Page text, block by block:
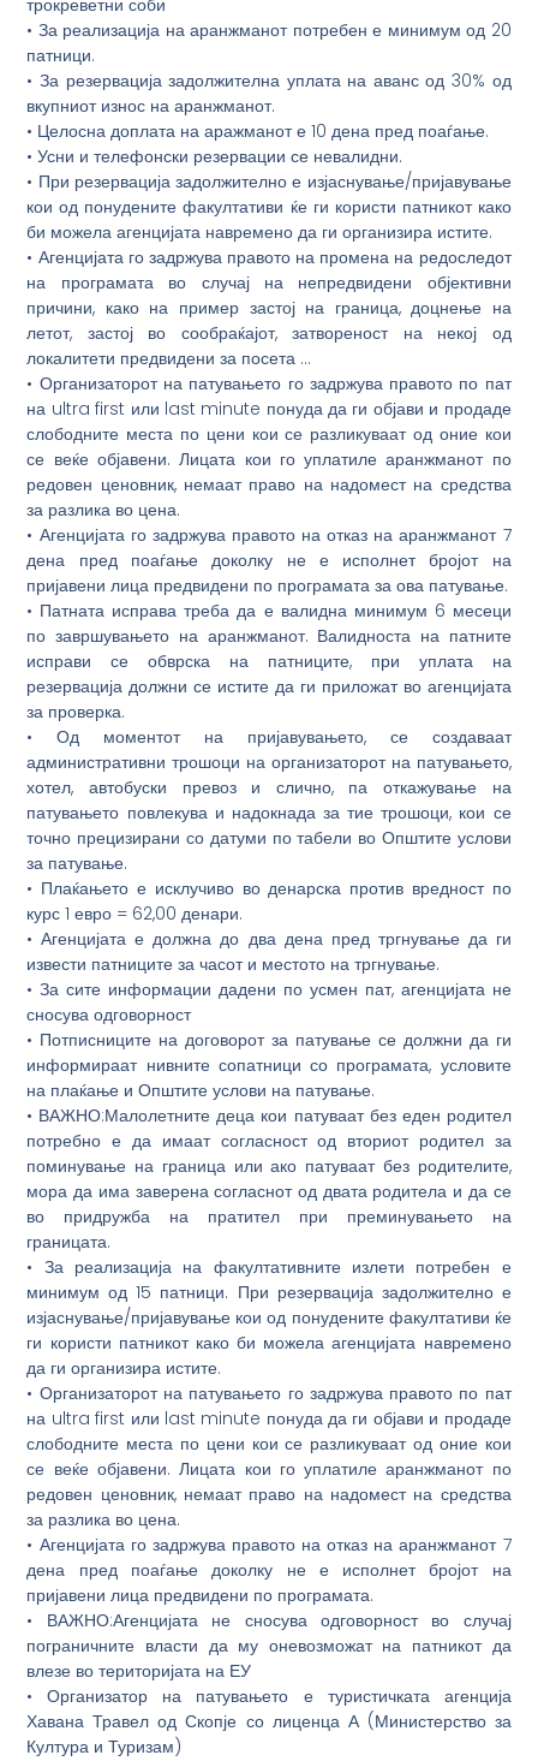
трокреветни соби
• За реализација на аранжманот потребен е минимум од 20
патници.
• За резервација задолжителна уплата на аванс од 30% од
вкупниот износ на аранжманот.
• Целосна доплата на аражманот е 10 дена пред поаѓање.
• Усни и телефонски резервации се невалидни.
• При резервација задолжително е изјаснување/пријавување
кои од понудените факултативи ќе ги користи патникот како
би можела агенцијата навремено да ги организира истите.
• Агенцијата го задржува правото на промена на редоследот
на програмата во случај на непредвидени објективни
причини, како на пример застој на граница, доцнење на
летот, застој во сообраќајот, затвореност на некој од
локалитети предвидени за посета …
• Организаторот на патувањето го задржува правото по пат
на ultra first или last minute понуда да ги објави и продаде
слободните места по цени кои се разликуваат од оние кои
се веќе објавени. Лицата кои го уплатиле аранжманот по
редовен ценовник, немаат право на надомест на средства
за разлика во цена.
• Агенцијата го задржува правото на отказ на аранжманот 7
дена пред поаѓање доколку не е исполнет бројот на
пријавени лица предвидени по програмата за ова патување.
• Патната исправа треба да е валидна минимум 6 месеци
по завршувањето на аранжманот. Валидноста на патните
исправи се обврска на патниците, при уплата на
резервација должни се истите да ги приложат во агенцијата
за проверка.
• Од моментот на пријавувањето, се создаваат
административни трошоци на организаторот на патувањето,
хотел, автобуски превоз и слично, па откажување на
патувањето повлекува и надокнада за тие трошоци, кои се
точно прецизирани со датуми по табели во Општите услови
за патување.
• Плаќањето е исклучиво во денарска против вредност по
курс 1 евро = 62,00 денари.
• Агенцијата е должна до два дена пред тргнување да ги
извести патниците за часот и местото на тргнување.
• За сите информации дадени по усмен пат, агенцијата не
сносува одговорност
• Потписниците на договорот за патување се должни да ги
информираат нивните сопатници со програмата, условите
на плаќање и Општите услови на патување.
• ВАЖНО:Малолетните деца кои патуваат без еден родител
потребно е да имаат согласност од вториот родител за
поминување на граница или ако патуваат без родителите,
мора да има заверена согласнот од двата родитела и да се
во придружба на пратител при преминувањето на
границата.
• За реализација на факултативните излети потребен е
минимум од 15 патници. При резервација задолжително е
изјаснување/пријавување кои од понудените факултативи ќе
ги користи патникот како би можела агенцијата навремено
да ги организира истите.
• Организаторот на патувањето го задржува правото по пат
на ultra first или last minute понуда да ги објави и продаде
слободните места по цени кои се разликуваат од оние кои
се веќе објавени. Лицата кои го уплатиле аранжманот по
редовен ценовник, немаат право на надомест на средства
за разлика во цена.
• Агенцијата го задржува правото на отказ на аранжманот 7
дена пред поаѓање доколку не е исполнет бројот на
пријавени лица предвидени по програмата.
• ВАЖНО:Агенцијата не сносува одговорност во случај
пограничните власти да му оневозможат на патникот да
влезе во територијата на ЕУ
• Организатор на патувањето е туристичката агенција
Хавана Травел од Скопје со лиценца А (Министерство за
Култура и Туризам)